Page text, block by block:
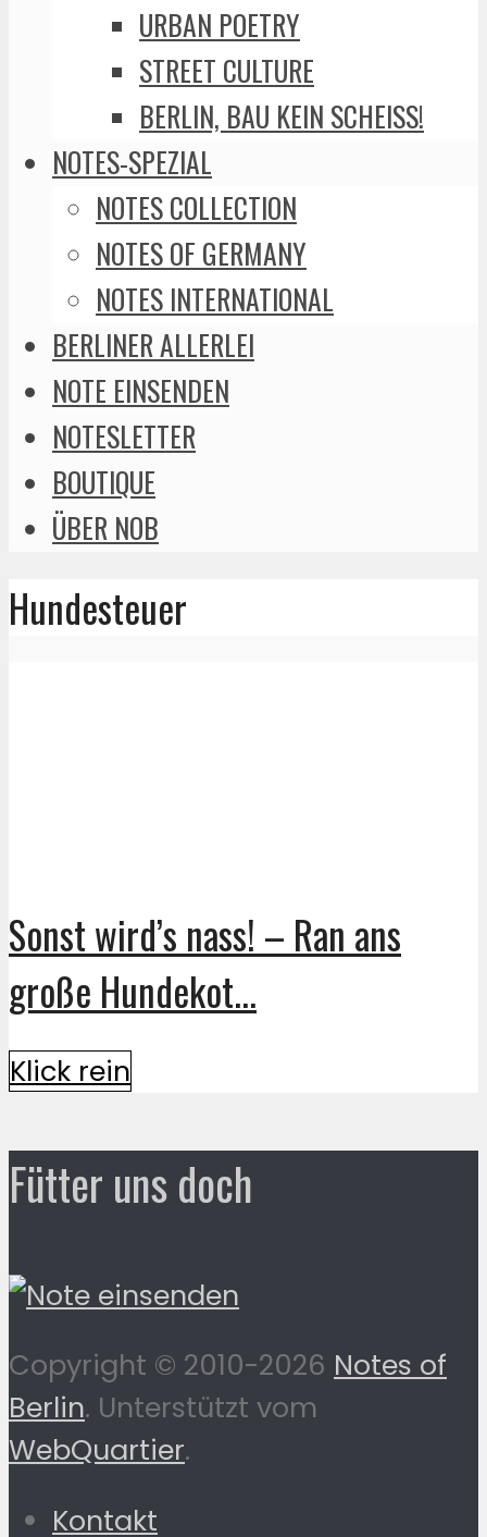
URBAN POETRY
STREET CULTURE
BERLIN, BAU KEIN SCHEISS!
NOTES-SPEZIAL
NOTES COLLECTION
NOTES OF GERMANY
NOTES INTERNATIONAL
BERLINER ALLERLEI
NOTE EINSENDEN
NOTESLETTER
BOUTIQUE
ÜBER NOB
Hundesteuer
Sonst wird’s nass! – Ran ans
große Hundekot...
Klick rein
Fütter uns doch
Copyright © 2010-2026 Notes of
Berlin. Unterstützt vom
WebQuartier.
Kontakt